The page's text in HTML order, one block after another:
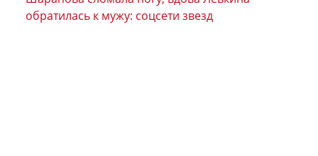
обратилась к мужу: соцсети звезд